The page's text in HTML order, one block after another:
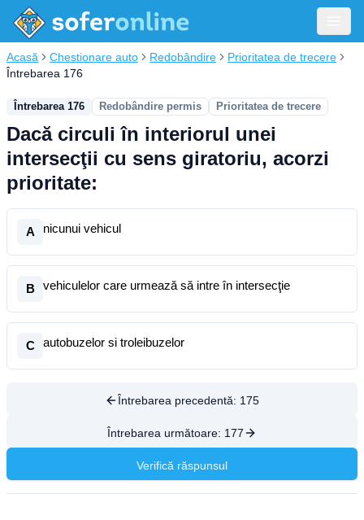
Acasă Chestionare auto Redobândire
Prioritatea de trecere
Întrebarea 176
Întrebarea 176 Redobândire permis Prioritatea de trecere
Dacă circuli în interiorul unei
intersecţii cu sens giratoriu, acorzi
prioritate:
A nicunui vehicul
B vehiculelor care urmează să intre în intersecţie
C autobuzelor si troleibuzelor
Întrebarea precedentă: 175
Întrebarea următoare: 177
Verifică răspunsul